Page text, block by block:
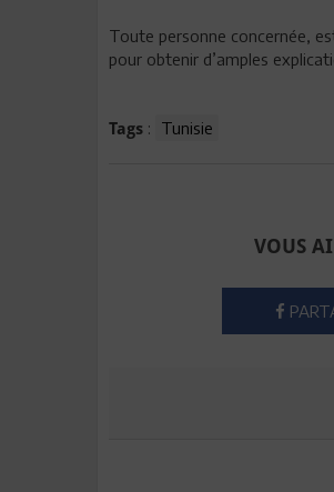
Toute personne concernée,
pour obtenir d’amples
Tags : Tunisie
VOUS